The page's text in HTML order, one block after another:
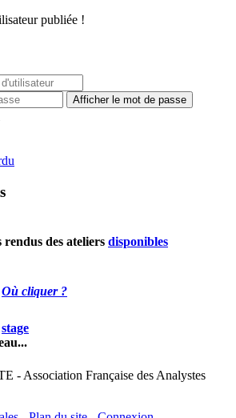
publiée !
Afficher le mot de passe
rendus des ateliers disponibles
Où cliquer ?
stage
- Association Française des Analystes